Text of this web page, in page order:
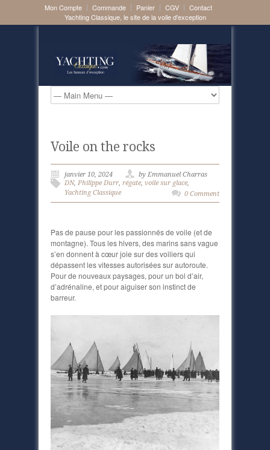
Mon Compte Commande Panier CGV
Contact
Yachting Classique, le site de la voile d'exception
Voile on the rocks
janvier 10, 2024
by Emmanuel Charras
DN, Philippe Durr, régate, voile sur glace,
Yachting Classique
0 Comment
Pas de pause pour les passionnés de voile (et de
montagne). Tous les hivers, des marins sans vague
s’en donnent à cœur joie sur des voiliers qui
dépassent les vitesses autorisées sur autoroute.
Pour de nouveaux paysages, pour un bol d’air,
d’adrénaline, et pour aiguiser son instinct de
barreur.